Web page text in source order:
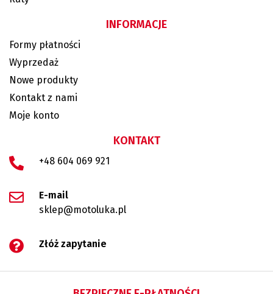
INFORMACJE
Formy płatności
Wyprzedaż
Nowe produkty
Kontakt z nami
Moje konto
KONTAKT
+48 604 069 921
E-mail
sklep@motoluka.pl
Złóż zapytanie